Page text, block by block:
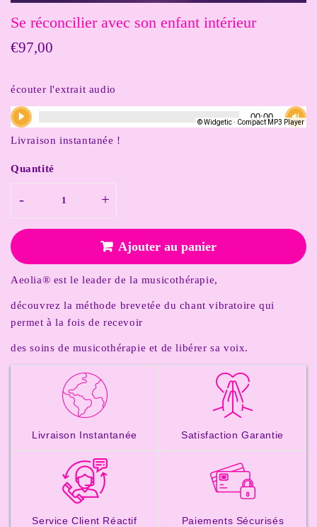
Se réconcilier avec son enfant intérieur
€97,00
écouter l'extrait audio
Livraison instantanée !
Quantité
- +
Ajouter au panier
Aeolia® est le leader de la musicothérapie,
découvrez la méthode brevetée du chant vibratoire qui
permet à la fois de recevoir
des soins de musicothérapie et de libérer sa voix.
Livraison Instantanée Satisfaction Garantie
Service Client Réactif Paiements Sécurisés